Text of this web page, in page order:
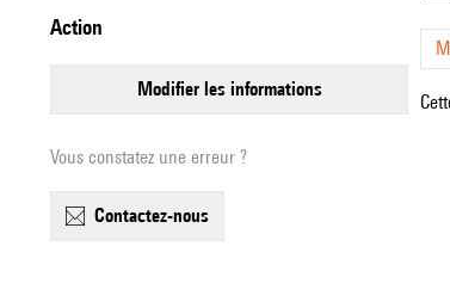
action
modifier les informations
Vous constatez une erreur ?
contactez-nous